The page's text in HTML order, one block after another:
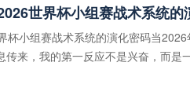
杯小组赛战术系统的演化密码当2026
传来，我的第一反应不是兴奋，而是